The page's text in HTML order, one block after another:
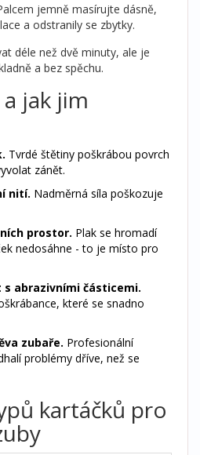
jemně masírujte dásně,
a odstranily se zbytky.
déle než dvě minuty, ale je
a bez spěchu.
jak jim
Tvrdé štětiny poškrábou povrch
zánět.
nití. Nadměrná síla poškozuje
prostor. Plak se hromadí
nedosáhne - to je místo pro
s abrazivními částicemi.
které se snadno
zubaře. Profesionální
problémy dříve, než se
kartáčků pro